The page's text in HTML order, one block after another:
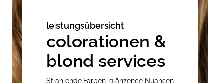
leistungsübersicht
colorationen &
blond services
Strahlende Farben, glänzende Nuancen